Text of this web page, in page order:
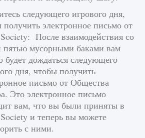
в режиме карьеры EA
2 096 0
следующего игрового дня,
получить электронное письмо от
После взаимодействия со
пятью мусорными баками вам
будет дождаться следующего
дня, чтобы получить
письмо от Общества
Это электронное письмо
вам, что вы были приняты в
и теперь вы можете
с ними.